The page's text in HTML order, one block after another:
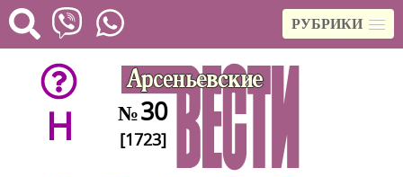
РУБРИКИ
H №30
[1723]